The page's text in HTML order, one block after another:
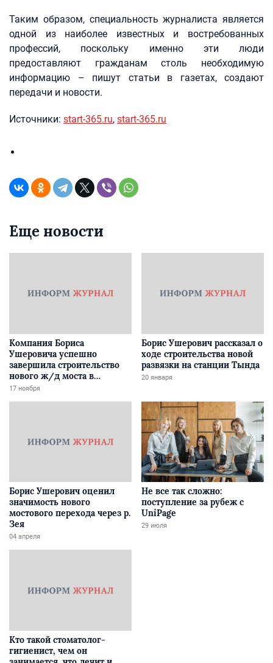
Таким образом, специальность журналиста является
одной из наиболее известных и востребованных
профессий, поскольку именно эти люди
предоставляют гражданам столь необходимую
информацию – пишут статьи в газетах, создают
передачи и новости.
Источники: start-365.ru, start-365.ru
Еще новости
Компания Бориса
Ушеровича успешно
завершила строительство
нового ж/д моста в
Забайкалье
17 ноября
Борис Ушерович рассказал о
ходе строительства новой
развязки на станции Тында
20 января
Борис Ушерович оценил
значимость нового
мостового перехода через р.
Зея
04 апреля
Не все так сложно:
поступление за рубеж с
UniPage
29 июля
Кто такой стоматолог-
гигиенист, чем он